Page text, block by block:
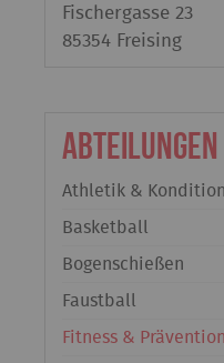
Fischergasse 23
85354 Freising
Abteilungen
Athletik & Kondition
Basketball
Bogenschießen
Faustball
Fitness & Prävention